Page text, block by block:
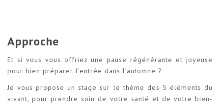
Approche
Et si vous vous offriez une pause régénérante et joyeuse
pour bien préparer l’entrée dans l’automne ?
Je vous propose un stage sur le thème des 5 éléments du
vivant, pour prendre soin de votre santé et de votre bien-